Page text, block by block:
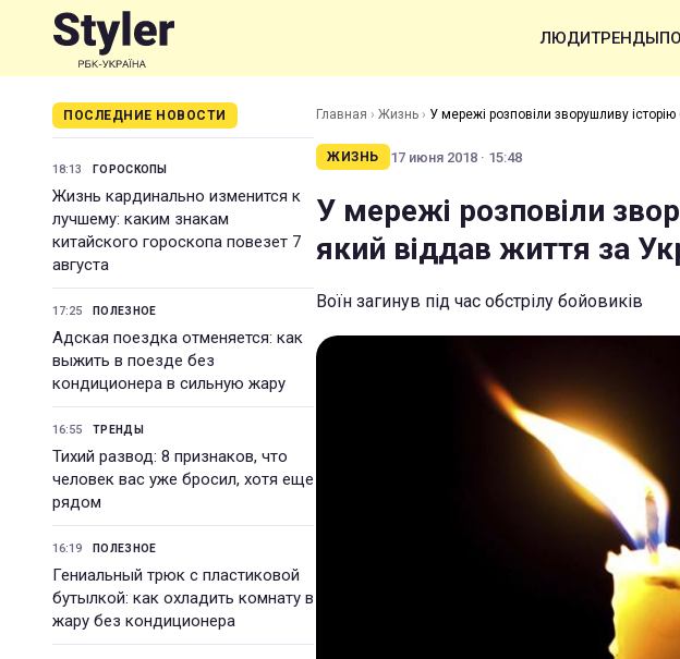
ЛЮДИТРЕНДЫ
ПОСЛЕДНИЕ НОВОСТИ
18:13 ГОРОСКОПЫ
Жизнь кардинально изменится к
лучшему: каким знакам
китайского гороскопа повезет 7
августа
17:25 ПОЛЕЗНОЕ
Адская поездка отменяется: как
выжить в поезде без
кондиционера в сильную жару
16:55 ТРЕНДЫ
Тихий развод: 8 признаков, что
человек вас уже бросил, хотя еще
рядом
16:19 ПОЛЕЗНОЕ
Гениальный трюк с пластиковой
бутылкой: как охладить комнату в
жару без кондиционера
Главная › Жизнь › У мережі розповіли зворушливу
ЖИЗНЬ 17 июня 2018 · 15:48
У мережі розповіли
який віддав життя за
Воїн загинув під час обстрілу бойовиків